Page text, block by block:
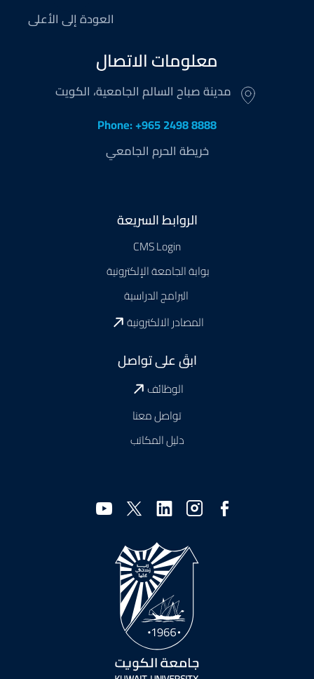
العودة إلى الأعلى
معلومات الاتصال
مدينة صباح السالم الجامعية، الكويت
Phone: +965 2498 8888
خريطة الحرم الجامعي
الروابط السريعة
CMS Login
بوابة الجامعة الإلكترونية
البرامج الدراسية
المصادر الالكترونية
ابقَ على تواصل
الوظائف
تواصل معنا
دليل المكاتب